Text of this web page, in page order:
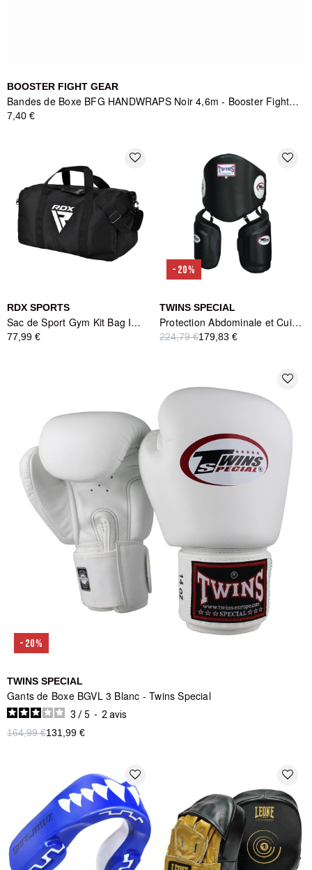
BOOSTER FIGHT GEAR
Bandes de Boxe BFG HANDWRAPS Noir 4,6m - Booster Fight Gear
7,40 €
favorite_border
RDX SPORTS
Sac de Sport Gym Kit Bag IMMAF-1 RDX Sports - Noir
77,99 €
-20%
favorite_border
TWINS SPECIAL
Protection Abdominale et Cuisses TWINS BEPTS1 Noir
224,79 €179,83 €
-20%
favorite_border
TWINS SPECIAL
Gants de Boxe BGVL 3 Blanc - Twins Special
3 /5 - 2 avis
164,99 €131,99 €
favorite_border favorite_border